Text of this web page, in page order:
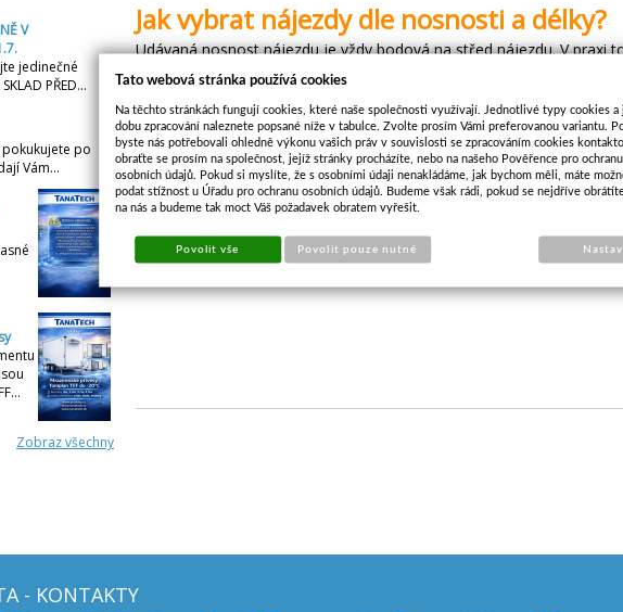
V
jedinečné
PŘED…
pokukujete po
Vám…
Zobraz všechny
Jak vybrat nájezdy dle nosnosti a délky?
Udávaná nosnost nájezdu je vždy bodová na střed nájezdu. V praxi
hmotnost stroje než součet nosnosti nájezdu.
Příklad: traktor váží 600 kg. Předpokládáme, že rozložení váhy na
traktoru 2 metry mohu použítnájezdys nosností 400kg.
Dlouhé nájezdy snižují úhel nájezdu. Všechny nájezdy jsou
Obecně doporučený maximální sklon nájezdu je 30%. Délku nájezdu
Nájezdová výška / 30% = Délka nájezdu * pozor na
- KONTAKTY
Tato webová stránka používá cookies
Na těchto stránkách fungují cookies, které naše společnosti využívají. Jednotlivé typy cookies a
dobu zpracování naleznete popsané níže v tabulce. Zvolte prosím Vámi preferovanou variantu.
byste nás potřebovali ohledně výkonu vašich práv v souvislosti se zpracováním cookies
obraťte se prosím na společnost, jejíž stránky procházíte, nebo na našeho Pověřence pro ochranu
osobních údajů. Pokud si myslíte, že s osobními údaji nenakládáme, jak bychom měli, máte
podat stížnost u Úřadu pro ochranu osobních údajů. Budeme však rádi, pokud se nejdříve
na nás a budeme tak moct Váš požadavek obratem vyřešit.
Povolit vše Povolit pouze nutné